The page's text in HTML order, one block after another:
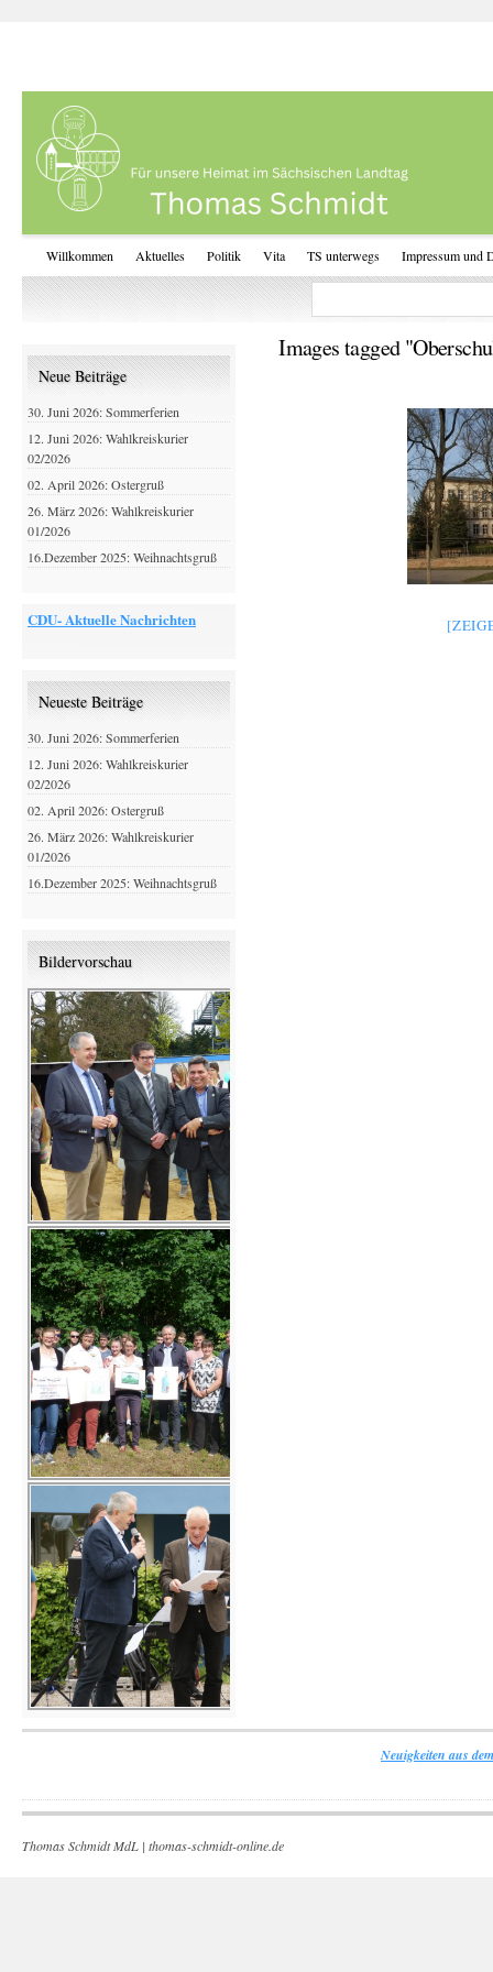
Willkommen Aktuelles Politik Vita TS unterwegs Impressum und
Images tagged
Neue Beiträge
30. Juni 2026: Sommerferien
12. Juni 2026: Wahlkreiskurier
02/2026
02. April 2026: Ostergruß
26. März 2026: Wahlkreiskurier
01/2026
16.Dezember 2025: Weihnachtsgruß
CDU- Aktuelle Nachrichten
Neueste Beiträge
30. Juni 2026: Sommerferien
12. Juni 2026: Wahlkreiskurier
02/2026
02. April 2026: Ostergruß
26. März 2026: Wahlkreiskurier
01/2026
16.Dezember 2025: Weihnachtsgruß
Bildervorschau
Neuigkeiten aus
Thomas Schmidt MdL | thomas-schmidt-online.de